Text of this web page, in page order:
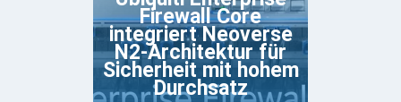
Firewall Core
integriert Neoverse
N2-Architektur für
Sicherheit mit hohem
Durchsatz